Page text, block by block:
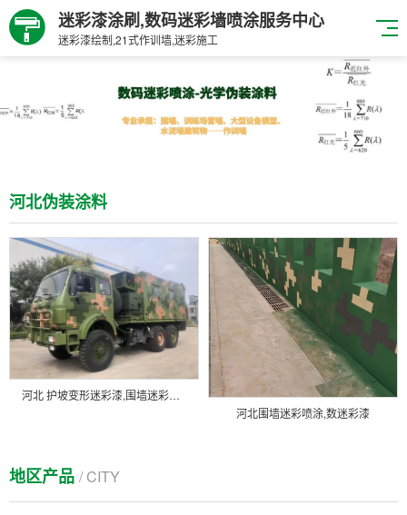
迷彩漆涂刷,数码迷彩墙喷涂服务中心
迷彩漆绘制,21式作训墙,迷彩施工
河北伪装涂料
河北 护坡变形迷彩漆,围墙迷彩漆施工
河北围墙迷彩喷涂,数迷彩漆
地区产品 / CITY